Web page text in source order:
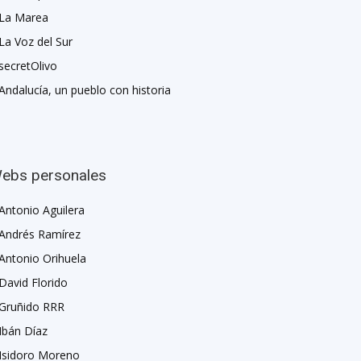
Marea
Voz del Sur
un pueblo con historia
personales
Aguilera
Ramírez
Orihuela
Florido
RRR
Díaz
Moreno